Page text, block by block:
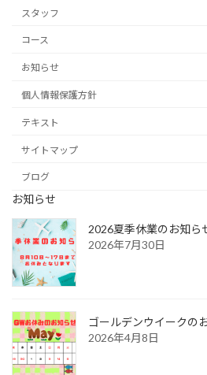
スタッフ
コース
お知らせ
個人情報保護方針
テキスト
サイトマップ
ブログ
お知らせ
2026夏季休業のお知ら
2026年7月30日
ゴールデンウイークの
2026年4月8日